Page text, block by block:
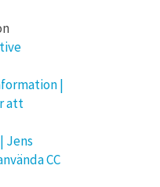
|
att
Jens
CC